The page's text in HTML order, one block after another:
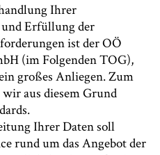
Ihrer
und Erfüllung der
ist der OÖ
(im Folgenden TOG),
großes Anliegen. Zum
aus diesem Grund
Ihrer Daten soll
rund um das Angebot der